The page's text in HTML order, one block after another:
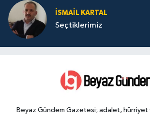
İSMAIL KARTAL
Seçtiklerimiz
Beyaz Gündem Gazetesi; adalet, hürriyet